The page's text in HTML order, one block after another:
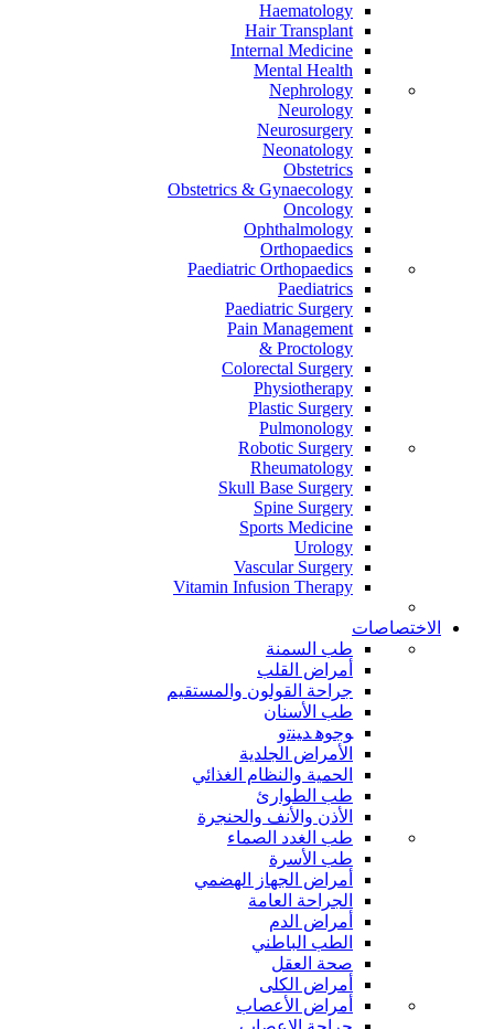
Haematology
Hair Transplant
Internal Medicine
Mental Health
Nephrology
Neurology
Neurosurgery
Neonatology
Obstetrics
Obstetrics & Gynaecology
Oncology
Ophthalmology
Orthopaedics
Paediatric Orthopaedics
Paediatrics
Paediatric Surgery
Pain Management
Proctology &
Colorectal Surgery
Physiotherapy
Plastic Surgery
Pulmonology
Robotic Surgery
Rheumatology
Skull Base Surgery
Spine Surgery
Sports Medicine
Urology
Vascular Surgery
Vitamin Infusion Therapy
الاختصاصات
طب السمنة
أمراض القلب
جراحة القولون والمستقيم
طب الأسنان
ﻮﺟﻮﻫ ﺪﻴﻨﺗﻭ
الأمراض الجلدية
الحمية والنظام الغذائي
طب الطوارئ
الأذن والأنف والحنجرة
طب الغدد الصماء
طب الأسرة
أمراض الجهاز الهضمي
الجراحة العامة
أمراض الدم
الطب الباطني
صحة العقل
أمراض الكلى
أمراض الأعصاب